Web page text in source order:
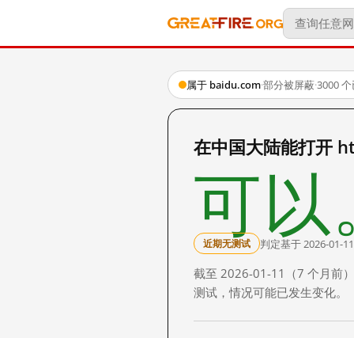
属于 baidu.com·部分被屏蔽·3000
在中国大陆能打开
可以
近期无测试 判定基于 2026-01-
截至 2026-01-11（7 个月前
测试，情况可能已发生变化。